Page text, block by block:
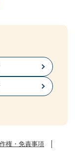
権・免責事項